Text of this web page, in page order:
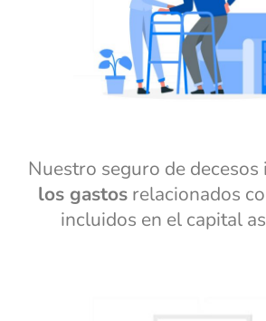
Nuestro seguro de decesos
los gastos relacionados
incluidos en el capital